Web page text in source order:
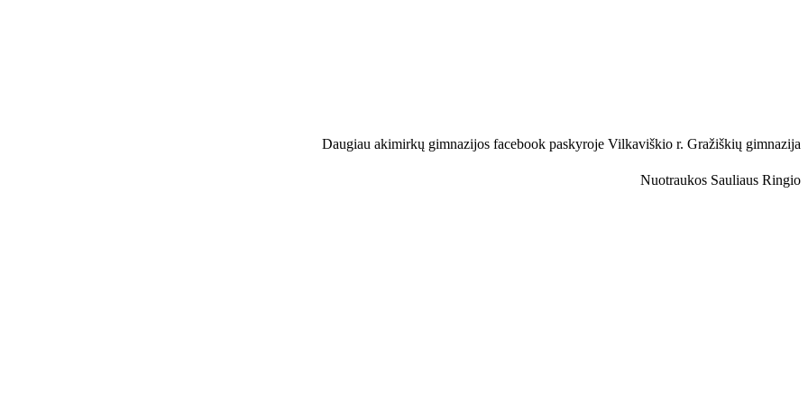
Daugiau akimirkų gimnazijos facebook paskyroje Vilkaviškio r. Gražiškių gimnazija
Nuotraukos Sauliaus Ringio